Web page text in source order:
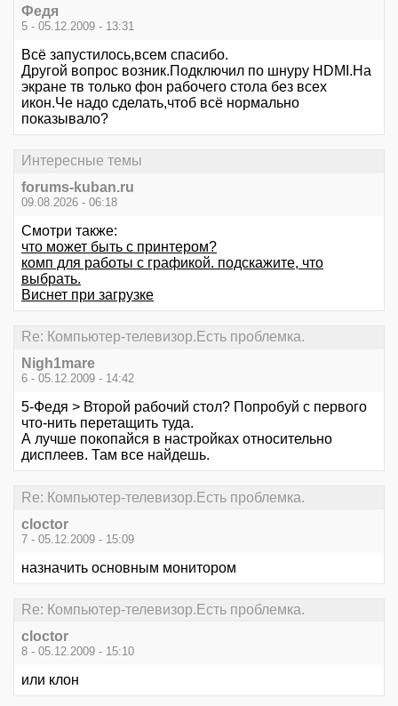
Федя
5 - 05.12.2009 - 13:31
Всё запустилось,всем спасибо.
Другой вопрос возник.Подключил по шнуру НDМI.На
экране тв только фон рабочего стола без всех
икон.Че надо сделать,чтоб всё нормально
показывало?
Интересные темы
forums-kuban.ru
09.08.2026 - 06:18
Смотри также:
что может быть с принтером?
комп для работы с графикой. подскажите, что
выбрать.
Виснет при загрузке
Re: Компьютер-телевизор.Есть проблемка.
Nigh1mare
6 - 05.12.2009 - 14:42
5-Федя > Второй рабочий стол? Попробуй с первого
что-нить перетащить туда.
А лучше покопайся в настройках относительно
дисплеев. Там все найдешь.
Re: Компьютер-телевизор.Есть проблемка.
cloctor
7 - 05.12.2009 - 15:09
назначить основным монитором
Re: Компьютер-телевизор.Есть проблемка.
cloctor
8 - 05.12.2009 - 15:10
или клон